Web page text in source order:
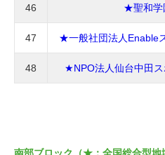
46 ★聖和学
47 ★一般社団法人Enable
48 ★NPO法人仙台中田ス